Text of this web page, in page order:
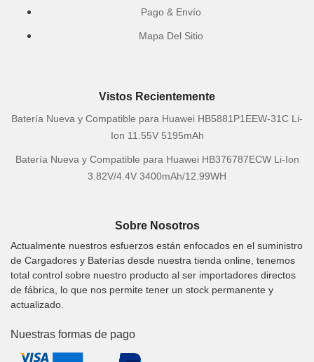
Pago & Envío
Mapa Del Sitio
Vistos Recientemente
Batería Nueva y Compatible para Huawei HB5881P1EEW-31C Li-
Ion 11.55V 5195mAh
Batería Nueva y Compatible para Huawei HB376787ECW Li-Ion
3.82V/4.4V 3400mAh/12.99WH
Sobre Nosotros
Actualmente nuestros esfuerzos están enfocados en el suministro
de Cargadores y Baterías desde nuestra tienda online, tenemos
total control sobre nuestro producto al ser importadores directos
de fábrica, lo que nos permite tener un stock permanente y
actualizado.
Nuestras formas de pago